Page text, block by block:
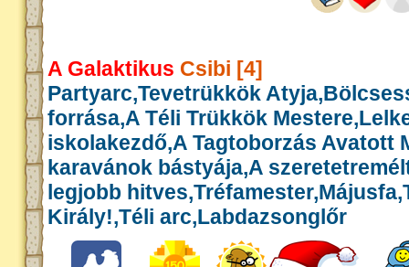
A Galaktikus Csibi [4]
Partyarc,Tevetrükkök
forrása,A Téli Trükkök
iskolakezdő,A Tagtoborzás Avatott
karavánok bástyája,A
legjobb
Király!,Téli arc,Labdazsonglőr